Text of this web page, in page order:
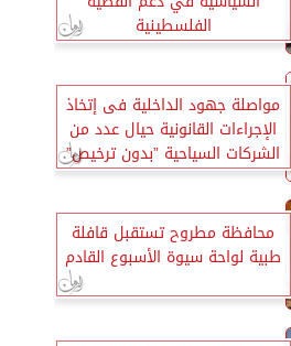
الفلسطينية
مواصلة جهود الداخلية فى إتخاذ
الإجراءات القانونية حيال عدد من
الشركات السياحية ”بدون ترخيص”
محافظة مطروح تستقبل قافلة
طبية لواحة سيوة الأسبوع القادم